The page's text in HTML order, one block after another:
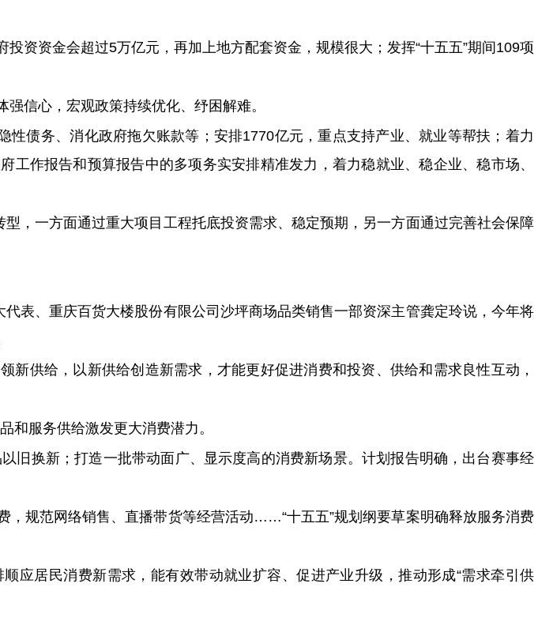
资资金会超过5万亿元，再加上地方配套资金，规模很大；发挥“十五五”期间109项
信心，宏观政策持续优化、纾困解难。
债务、消化政府拖欠账款等；安排1770亿元，重点支持产业、就业等帮扶；着力
作报告和预算报告中的多项务实安排精准发力，着力稳就业、稳企业、稳市场、
，一方面通过重大项目工程托底投资需求、稳定预期，另一方面通过完善社会保障
表、重庆百货大楼股份有限公司沙坪商场品类销售一部资深主管龚定玲说，今年将
新供给，以新供给创造新需求，才能更好促进消费和投资、供给和需求良性互动，
和服务供给激发更大消费潜力。
旧换新；打造一批带动面广、显示度高的消费新场景。计划报告明确，出台赛事经
，规范网络销售、直播带货等经营活动……“十五五”规划纲要草案明确释放服务消费
应居民消费新需求，能有效带动就业扩容、促进产业升级，推动形成“需求牵引供